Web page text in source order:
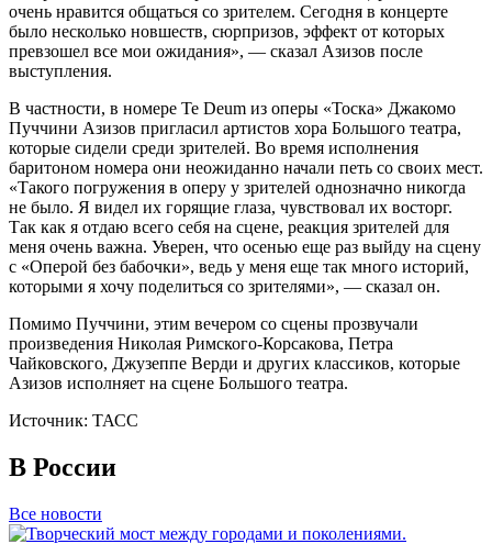
очень нравится общаться со зрителем. Сегодня в концерте
было несколько новшеств, сюрпризов, эффект от которых
превзошел все мои ожидания», — сказал Азизов после
выступления.
В частности, в номере Te Deum из оперы «Тоска» Джакомо
Пуччини Азизов пригласил артистов хора Большого театра,
которые сидели среди зрителей. Во время исполнения
баритоном номера они неожиданно начали петь со своих мест.
«Такого погружения в оперу у зрителей однозначно никогда
не было. Я видел их горящие глаза, чувствовал их восторг.
Так как я отдаю всего себя на сцене, реакция зрителей для
меня очень важна. Уверен, что осенью еще раз выйду на сцену
с «Оперой без бабочки», ведь у меня еще так много историй,
которыми я хочу поделиться со зрителями», — сказал он.
Помимо Пуччини, этим вечером со сцены прозвучали
произведения Николая Римского-Корсакова, Петра
Чайковского, Джузеппе Верди и других классиков, которые
Азизов исполняет на сцене Большого театра.
Источник: ТАСС
В России
Все новости